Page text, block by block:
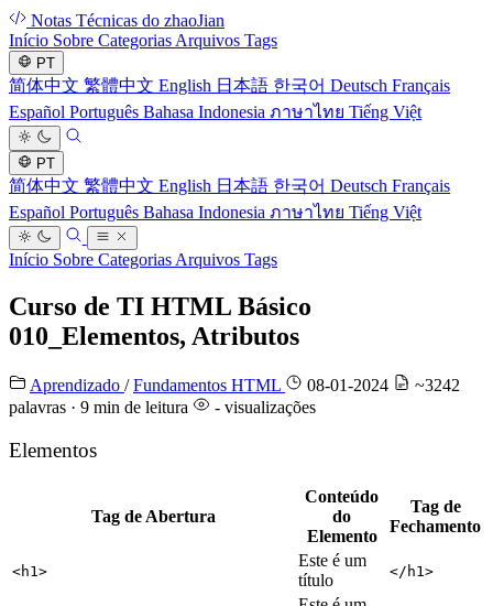
Notas Técnicas do zhaoJian
Início Sobre Categorias Arquivos Tags
PT
简体中文 繁體中文 English 日本語 한국어 Deutsch Français
Español Português Bahasa Indonesia ภาษาไทย Tiếng Việt
PT
简体中文 繁體中文 English 日本語 한국어 Deutsch Français
Español Português Bahasa Indonesia ภาษาไทย Tiếng Việt
Início Sobre Categorias Arquivos Tags
Curso de TI HTML Básico
010_Elementos, Atributos
Aprendizado / Fundamentos HTML 08-01-2024
~3242
palavras · 9 min de leitura
- visualizações
Elementos
Tag de Abertura
Conteúdo
do
Elemento
Tag de
Fechamento
<h1>
Este é um
título
</h1>